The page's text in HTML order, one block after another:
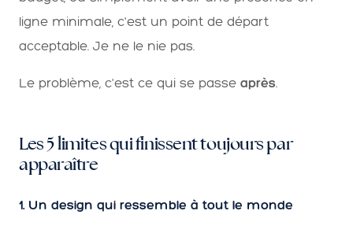
ligne minimale, c'est un point de départ
acceptable. Je ne le nie pas.
Le problème, c'est ce qui se passe après.
Les 5 limites qui finissent toujours par
apparaître
1. Un design qui ressemble à tout le monde